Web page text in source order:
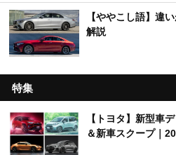
【ややこし語】違
解説
特集
【トヨタ】新型車
＆新車スクープ｜